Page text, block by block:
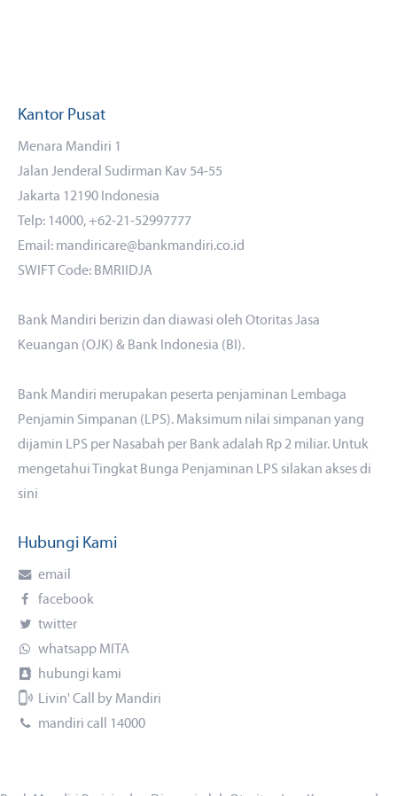
Kantor Pusat
Menara Mandiri 1
Jalan Jenderal Sudirman Kav 54-55
Jakarta 12190 Indonesia
Telp: 14000, +62-21-52997777
Email: mandiricare@bankmandiri.co.id
SWIFT Code: BMRIIDJA
Bank Mandiri berizin dan diawasi oleh Otoritas Jasa
Keuangan (OJK) & Bank Indonesia (BI).
Bank Mandiri merupakan peserta penjaminan Lembaga
Penjamin Simpanan (LPS). Maksimum nilai simpanan yang
dijamin LPS per Nasabah per Bank adalah Rp 2 miliar. Untuk
mengetahui Tingkat Bunga Penjaminan LPS silakan aksesdi
sini
Hubungi Kami
email
facebook
twitter
whatsapp MITA
hubungi kami
Livin' Call by Mandiri
mandiri call 14000